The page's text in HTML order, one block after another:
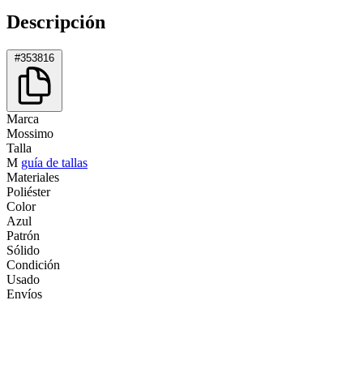
Descripción
#353816
Marca
Mossimo
Talla
M guía de tallas
Materiales
Poliéster
Color
Azul
Patrón
Sólido
Condición
Usado
Envíos